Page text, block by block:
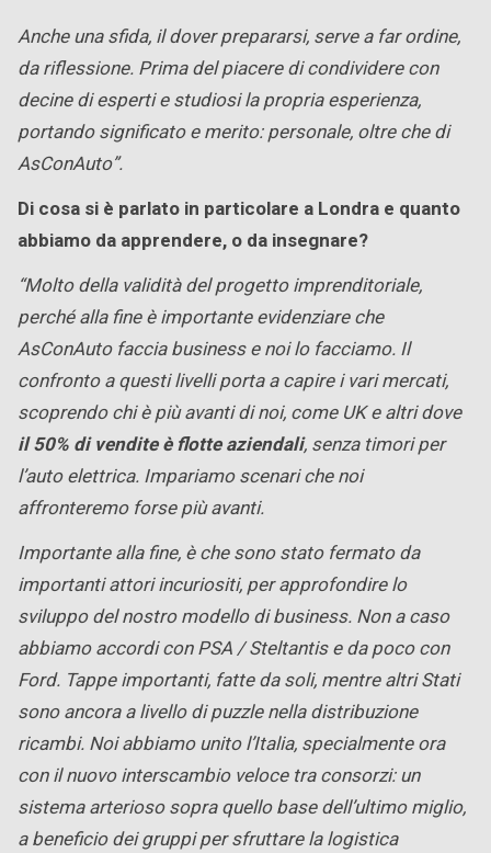
Anche una sfida, il dover prepararsi, serve a far ordine,
da riflessione. Prima del piacere di condividere con
decine di esperti e studiosi la propria esperienza,
portando significato e merito: personale, oltre che di
AsConAuto”.
Di cosa si è parlato in particolare a Londra e quanto
abbiamo da apprendere, o da insegnare?
“Molto della validità del progetto imprenditoriale,
perché alla fine è importante evidenziare che
AsConAuto faccia business e noi lo facciamo. Il
confronto a questi livelli porta a capire i vari mercati,
scoprendo chi è più avanti di noi, come UK e altri dove
il 50% di vendite è flotte aziendali, senza timori per
l’auto elettrica. Impariamo scenari che noi
affronteremo forse più avanti.
Importante alla fine, è che sono stato fermato da
importanti attori incuriositi, per approfondire lo
sviluppo del nostro modello di business. Non a caso
abbiamo accordi con PSA / Steltantis e da poco con
Ford. Tappe importanti, fatte da soli, mentre altri Stati
sono ancora a livello di puzzle nella distribuzione
ricambi. Noi abbiamo unito l’Italia, specialmente ora
con il nuovo interscambio veloce tra consorzi: un
sistema arterioso sopra quello base dell’ultimo miglio,
a beneficio dei gruppi per sfruttare la logistica